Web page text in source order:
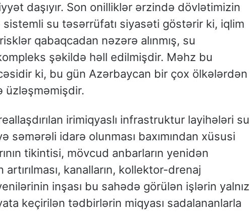
daşıyır. Son onilliklər ərzində dövlətimizin
sistemli su təsərrüfatı siyasəti göstərir ki, iqlim
qabaqcadan nəzərə alınmış, su
şəkildə həll edilmişdir. Məhz bu
ki, bu gün Azərbaycan bir çox ölkələrdən
üzləşməmişdir.
irimiqyaslı infrastruktur layihələri su
səmərəli idarə olunması baxımından xüsusi
tikintisi, mövcud anbarların yenidən
artırılması, kanalların, kollektor-drenaj
inşası bu sahədə görülən işlərin yalnız
keçirilən tədbirlərin miqyası sadalananlarla